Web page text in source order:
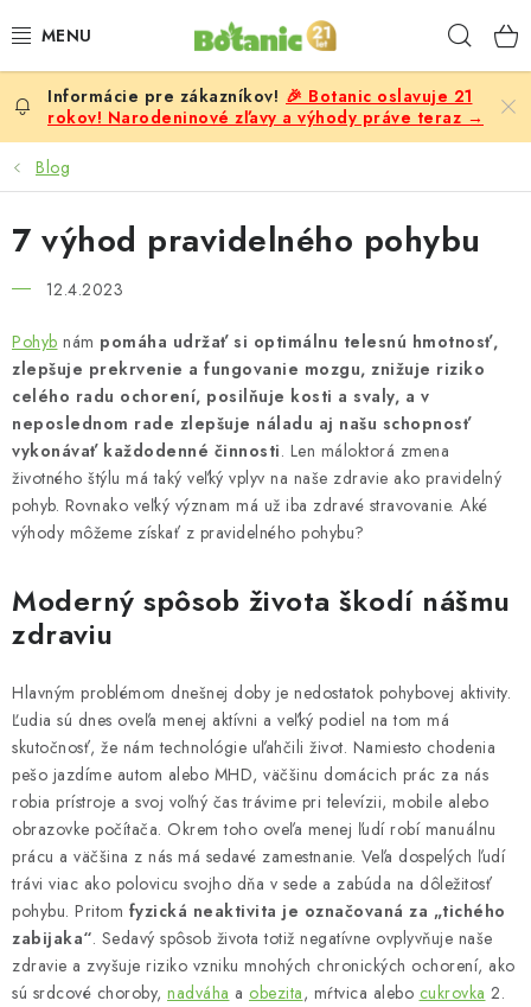
na
PREMIUM
DOPLNKY STRAVY
CIELE
POTRAVINY A NÁPOJE
ZĽAVY, AKCIE
ZLOŽKY
ŽENY
MUŽI
OSTATNÉ
Doprava a platba Recenzie
Vernostný program
Prečo Botanic?
Kontakty
🎉 Botanic oslavuje 21
rokov! Narodeninové zľavy a výhody práve teraz →
Blog
7 výhod pravidelného pohybu
12.4.2023
Pohyb nám pomáha udržať si optimálnu telesnú hmotnosť,
zlepšuje prekrvenie a fungovanie mozgu, znižuje riziko
celého radu ochorení, posilňuje kosti a svaly, a v
neposlednom rade zlepšuje náladu aj našu schopnosť
vykonávať každodenné činnosti. Len máloktorá zmena
životného štýlu má taký veľký vplyv na naše zdravie ako pravidelný
pohyb. Rovnako veľký význam má už iba zdravé stravovanie. Aké
výhody môžeme získať z pravidelného pohybu?
Moderný spôsob života škodí nášmu
zdraviu
Hlavným problémom dnešnej doby je nedostatok pohybovej aktivity.
Ľudia sú dnes oveľa menej aktívni a veľký podiel na tom má
skutočnosť, že nám technológie uľahčili život. Namiesto chodenia
pešo jazdíme autom alebo MHD, väčšinu domácich prác za nás
robia prístroje a svoj voľný čas trávime pri televízii, mobile alebo
obrazovke počítača. Okrem toho oveľa menej ľudí robí manuálnu
prácu a väčšina z nás má sedavé zamestnanie. Veľa dospelých ľudí
trávi viac ako polovicu svojho dňa v sede a zabúda na dôležitosť
pohybu. Pritom fyzická neaktivita je označovaná za „tichého
zabijaka“. Sedavý spôsob života totiž negatívne ovplyvňuje naše
zdravie a zvyšuje riziko vzniku mnohých chronických ochorení, ako
sú srdcové choroby, nadváha a obezita, mŕtvica alebo cukrovka 2.